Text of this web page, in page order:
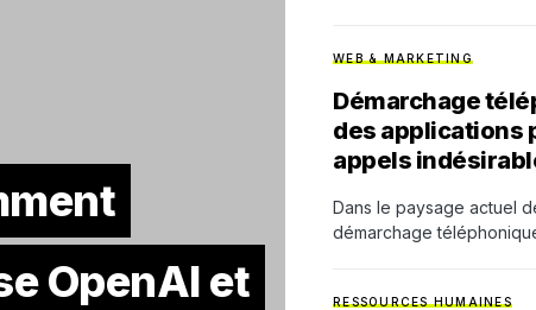
OpenAI et
WEB & MARKETING
Démarchage
des applications
appels
Dans le paysage actuel
démarchage
RESSOURCES HUMAINES